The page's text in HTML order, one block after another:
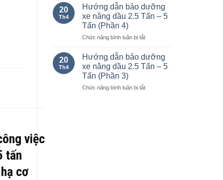
và
dầu
25
2.5
Tấn
–
Tấn
6)
dẫn
bảo
dưỡng
nâng
2.5
Tấn
–
Tấn
20
Th4
Hướng dẫn bảo dưỡng
xe nâng dầu 2.5 Tấn – 5
Tấn (Phần 4)
Chức năng bình luận bị tắtở
dẫn
bảo
dưỡng
nâng
20
Th4
Hướng dẫn bảo dưỡng
xe nâng dầu 2.5 Tấn – 5
Tấn (Phần 3)
Chức năng bình luận bị tắtở
việc
tấn
cơ